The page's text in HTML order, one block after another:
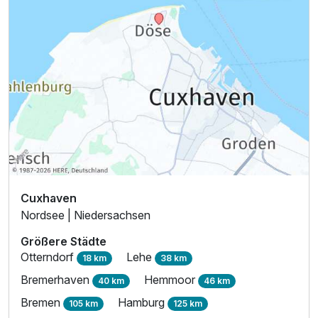
Ausstattung
Zusatznächte
Für 3 Tage
Cuxhaven
Nordsee | Niedersachsen
Größere Städte
Otterndorf 18 km Lehe 38 km
Bremerhaven 40 km Hemmoor 46 km
Bremen 105 km Hamburg 125 km